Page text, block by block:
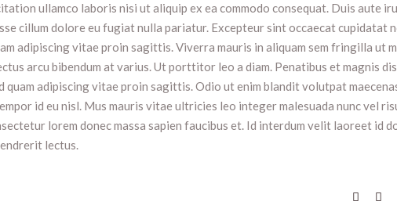
ullamco laboris nisi ut aliquip ex ea commodo consequat. Duis aute
cillum dolore eu fugiat nulla pariatur. Excepteur sint occaecat cupidatat
adipiscing vitae proin sagittis. Viverra mauris in aliquam sem fringilla ut
arcu bibendum at varius. Ut porttitor leo a diam. Penatibus et magnis dis
adipiscing vitae proin sagittis. Odio ut enim blandit volutpat
id eu nisl. Mus mauris vitae ultricies leo integer malesuada nunc vel
lorem donec massa sapien faucibus et. Id interdum velit laoreet id
lectus.